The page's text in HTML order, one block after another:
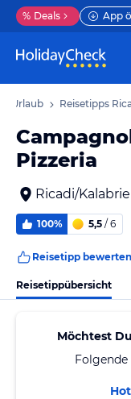
% Deals App
Urlaub Reisetipps
Pizzeria
Ricadi/
100% 5,5 / 6
Reisetipp bewerten
Reisetippübersicht
Möchtest